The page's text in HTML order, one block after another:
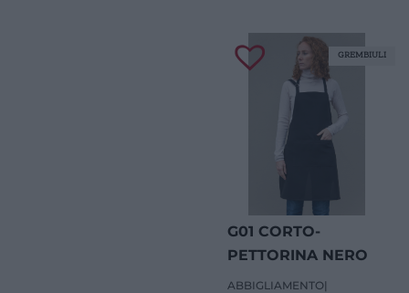
G01 CORTO-
PETTORINA NERO
ABBIGLIAMENTO|
GREMBIULI